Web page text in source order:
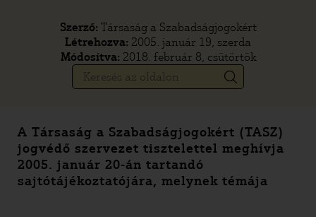
Szerző: Társaság a Szabadságjogokért
Létrehozva: 2005. január 19, szerda
Módosítva: 2018. február 8, csütörtök
A Társaság a Szabadságjogokért (TASZ)
jogvédő szervezet tisztelettel meghívja
2005. január 20-án tartandó
sajtótájékoztatójára, melynek témája